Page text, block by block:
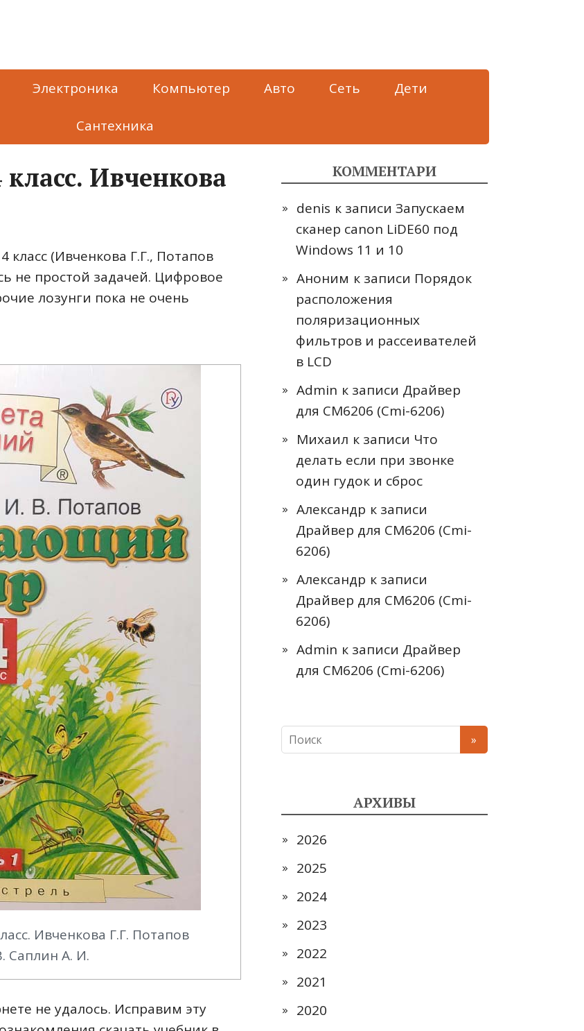
Электроника Компьютер Авто Сеть Дети
Сантехника
Ивченкова
(Ивченкова Г.Г., Потапов
не простой задачей. Цифровое
лозунги пока не очень
Ивченкова Г.Г. Потапов
Саплин А. И.
не удалось. Исправим эту
КОММЕНТАРИ
denis к записи Запускаем
сканер canon LiDE60 под
Windows 11 и 10
Аноним к записи Порядок
расположения
поляризационных
фильтров и рассеивателей
в LCD
Admin к записи Драйвер
для CM6206 (Cmi-6206)
Михаил к записи Что
делать если при звонке
один гудок и сброс
Александр к записи
Драйвер для CM6206 (Cmi-
6206)
Александр к записи
Драйвер для CM6206 (Cmi-
6206)
Admin к записи Драйвер
для CM6206 (Cmi-6206)
АРХИВЫ
2026
2025
2024
2023
2022
2021
2020